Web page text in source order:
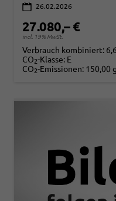
26.02.2026
27.080,– €
incl. 19% MwSt.
Verbrauch kombiniert:
CO2-Klasse: E
CO2-Emissionen: 150,00